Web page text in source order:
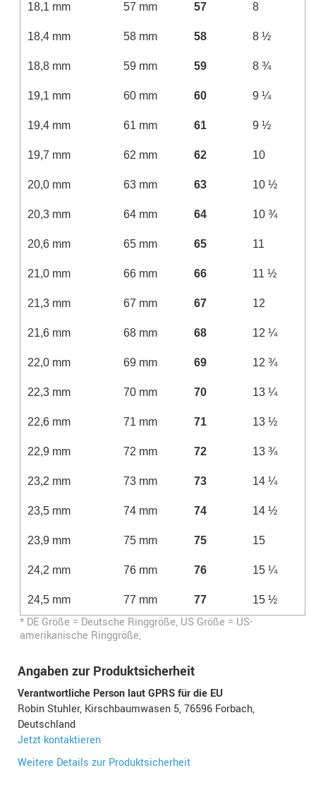
18,1 mm 57 mm 57 8
18,4 mm 58 mm 58 8 ½
18,8 mm 59 mm 59 8 ¾
19,1 mm 60 mm 60 9 ¼
19,4 mm 61 mm 61 9 ½
19,7 mm 62 mm 62 10
20,0 mm 63 mm 63 10 ½
20,3 mm 64 mm 64 10 ¾
20,6 mm 65 mm 65 11
21,0 mm 66 mm 66 11 ½
21,3 mm 67 mm 67 12
21,6 mm 68 mm 68 12 ¼
22,0 mm 69 mm 69 12 ¾
22,3 mm 70 mm 70 13 ¼
22,6 mm 71 mm 71 13 ½
22,9 mm 72 mm 72 13 ¾
23,2 mm 73 mm 73 14 ¼
23,5 mm 74 mm 74 14 ½
23,9 mm 75 mm 75 15
24,2 mm 76 mm 76 15 ¼
24,5 mm 77 mm 77 15 ½
* DE Größe = Deutsche Ringgröße, US Größe = US-
amerikanische Ringgröße,
Angaben zur Produktsicherheit
Verantwortliche Person laut GPRS für die EU
Robin Stuhler, Kirschbaumwasen 5, 76596 Forbach,
Deutschland
Jetzt kontaktieren
Weitere Details zur Produktsicherheit